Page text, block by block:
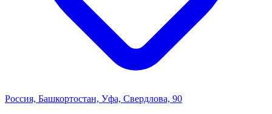
Россия, Башкортостан, Уфа, Свердлова, 90